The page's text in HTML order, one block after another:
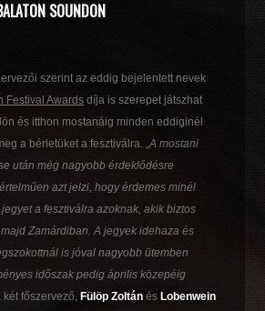
SOUNDON
szerint az eddig bejelentett nevek
Festival Awards díja is szerepet játszhat
és itthon mostanáig minden eddiginél
a bérletüket a fesztiválra. „A mostani
után még nagyobb érdeklődésre
azt jelzi, hogy érdemes minél
a fesztiválra azoknak, akik biztos
Zamárdiban. A jegyek idehaza és
is jóval nagyobb ütemben
időszak pedig április közepéig
két főszervező, Fülöp Zoltán és Lobenwein